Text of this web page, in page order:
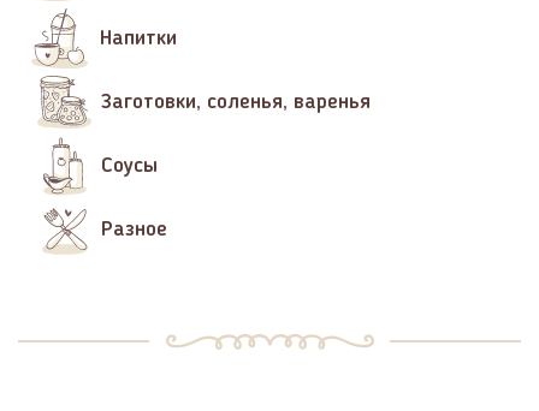
Напитки
Заготовки, соленья, варенья
Соусы
Разное